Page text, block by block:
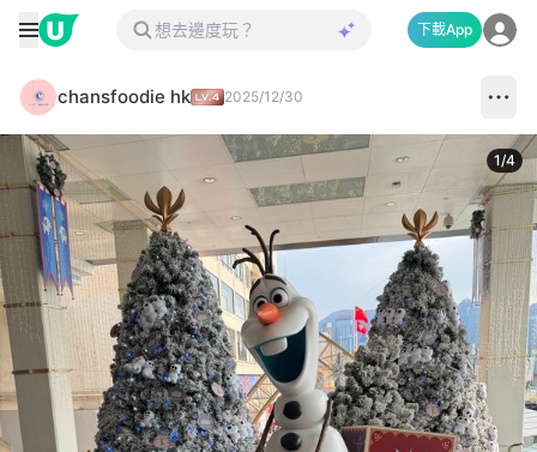
下載App
chansfoodie hk 2025/12/30
1/4